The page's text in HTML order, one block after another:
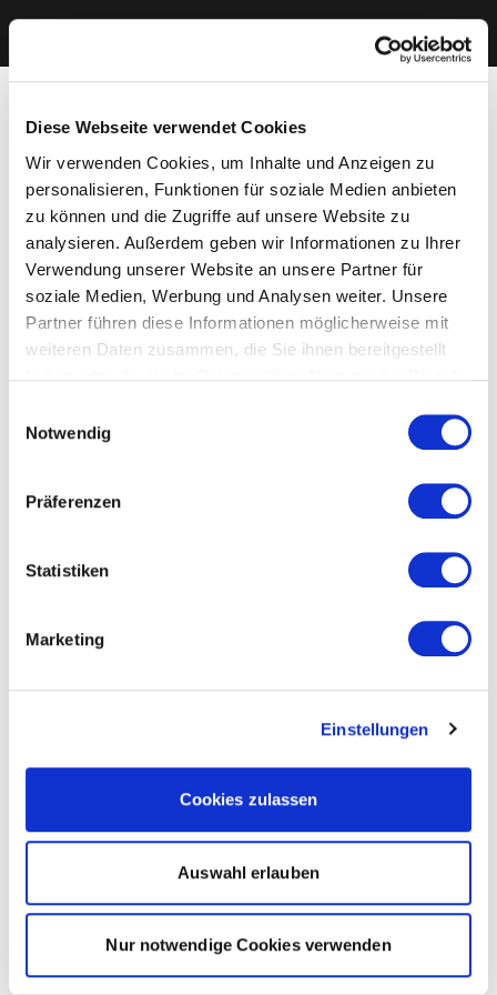
Diese Webseite verwendet Cookies
Wir verwenden Cookies, um Inhalte und Anzeigen zu
personalisieren, Funktionen für soziale Medien anbieten
zu können und die Zugriffe auf unsere Website zu
analysieren. Außerdem geben wir Informationen zu Ihrer
Verwendung unserer Website an unsere Partner für
soziale Medien, Werbung und Analysen weiter. Unsere
Partner führen diese Informationen möglicherweise mit
weiteren Daten zusammen, die Sie ihnen bereitgestellt
Cookies, wenn Sie unsere Webseite weiterhin nutzen.
Notwendig
Präferenzen
Statistiken
Marketing
Einstellungen
Cookies zulassen
Auswahl erlauben
Nur notwendige Cookies verwenden